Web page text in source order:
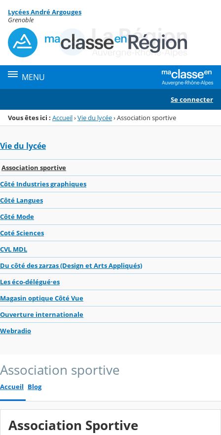
Menu de la rubrique
Contenu
Lycées André Argouges
Grenoble
MENU
Se connecter
Vous êtes ici : Accueil›Vie du lycée›Association sportive
Vie du lycée
Association sportive
Côté Industries graphiques
Côté Langues
Côté Mode
Coté Sciences
CVL MDL
Du côté des zarzas (Design et Arts Appliqués)
Les éco-délégué·es
Magasin optique Côté Vue
Ouverture internationale
Webradio
Association sportive
Accueil Blog
Association Sportive